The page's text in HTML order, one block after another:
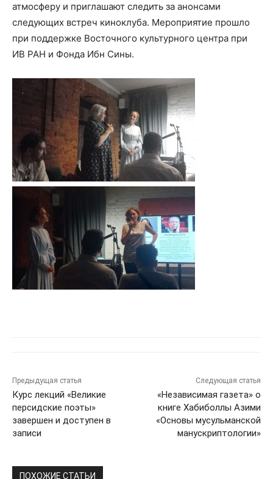
атмосферу и приглашают следить за анонсами
следующих встреч киноклуба. Мероприятие прошло
при поддержке Восточного культурного центра при
ИВ РАН и Фонда Ибн Сины.
Предыдущая статья
Курс лекций «Великие
персидские поэты»
завершен и доступен в
записи
Следующая статья
«Независимая газета» о
книге Хабиболлы Азими
«Основы мусульманской
манускриптологии»
ПОХОЖИЕ СТАТЬИ